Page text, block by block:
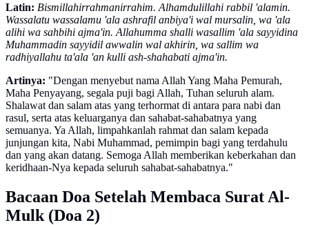
Latin: Bismillahirrahmanirrahim. Alhamdulillahi rabbil 'alamin.
Wassalatu wassalamu 'ala ashrafil anbiya'i wal mursalin, wa 'ala
alihi wa sahbihi ajma'in. Allahumma shalli wasallim 'ala sayyidina
Muhammadin sayyidil awwalin wal akhirin, wa sallim wa
radhiyallahu ta'ala 'an kulli ash-shahabati ajma'in.
Artinya: "Dengan menyebut nama Allah Yang Maha Pemurah,
Maha Penyayang, segala puji bagi Allah, Tuhan seluruh alam.
Shalawat dan salam atas yang terhormat di antara para nabi dan
rasul, serta atas keluarganya dan sahabat-sahabatnya yang
semuanya. Ya Allah, limpahkanlah rahmat dan salam kepada
junjungan kita, Nabi Muhammad, pemimpin bagi yang terdahulu
dan yang akan datang. Semoga Allah memberikan keberkahan dan
keridhaan-Nya kepada seluruh sahabat-sahabatnya."
Bacaan Doa Setelah Membaca Surat Al-
Mulk (Doa 2)